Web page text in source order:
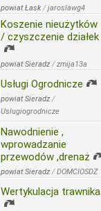
powiat Łask/jaroslawg4
Koszenie nieużytków
/ czyszczenie działek
powiat Sieradz /zmija13a
Usługi Ogrodnicze
powiat Sieradz /
Uslugiogrodnicze
Nawodnienie ,
wprowadzanie
przewodów ,drenaż
powiat Sieradz /DOMCIOSDZ
Wertykulacja trawnika